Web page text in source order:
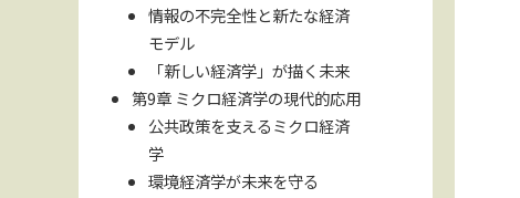
情報の不完全性と新たな経済
モデル
「新しい経済学」が描く未来
第9章 ミクロ経済学の現代的応用
公共政策を支えるミクロ経済
学
環境経済学が未来を守る